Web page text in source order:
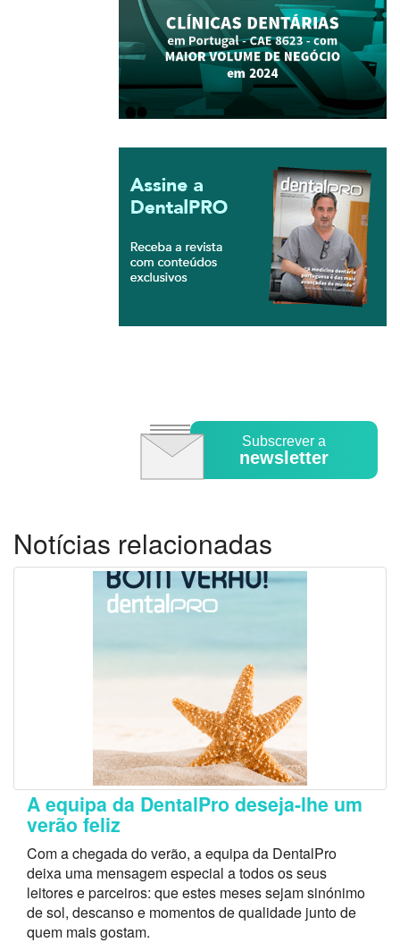
Subscrever a
newsletter
Notícias relacionadas
A equipa da DentalPro deseja-lhe um
verão feliz
Com a chegada do verão, a equipa da DentalPro
deixa uma mensagem especial a todos os seus
leitores e parceiros: que estes meses sejam sinónimo
de sol, descanso e momentos de qualidade junto de
quem mais gostam.